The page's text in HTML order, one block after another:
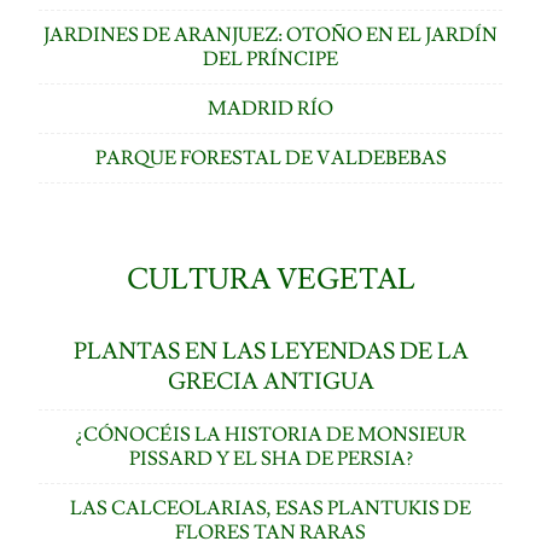
JARDINES DE ARANJUEZ: OTOÑO EN EL JARDÍN
DEL PRÍNCIPE
MADRID RÍO
PARQUE FORESTAL DE VALDEBEBAS
CULTURA VEGETAL
PLANTAS EN LAS LEYENDAS DE LA
GRECIA ANTIGUA
¿CÓNOCÉIS LA HISTORIA DE MONSIEUR
PISSARD Y EL SHA DE PERSIA?
LAS CALCEOLARIAS, ESAS PLANTUKIS DE
FLORES TAN RARAS